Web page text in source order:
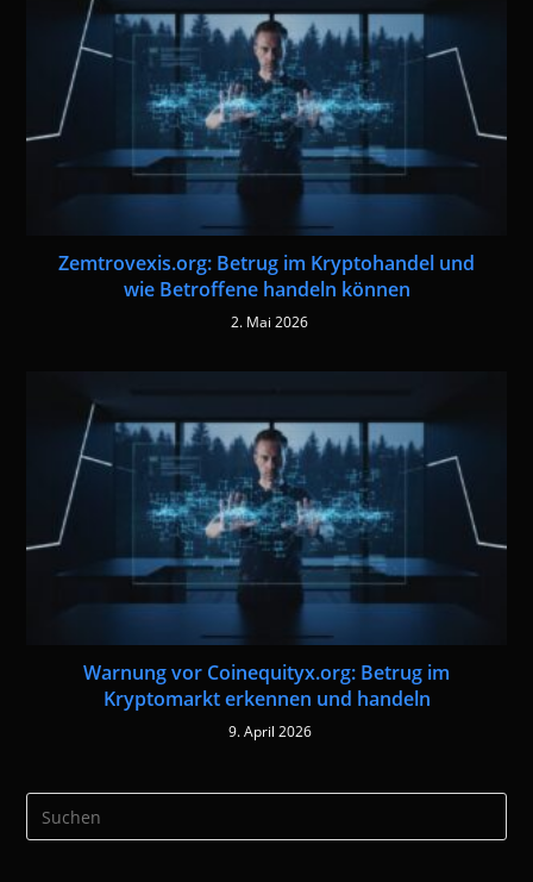
Zemtrovexis.org: Betrug im Kryptohandel und
wie Betroffene handeln können
2. Mai 2026
Warnung vor Coinequityx.org: Betrug im
Kryptomarkt erkennen und handeln
9. April 2026